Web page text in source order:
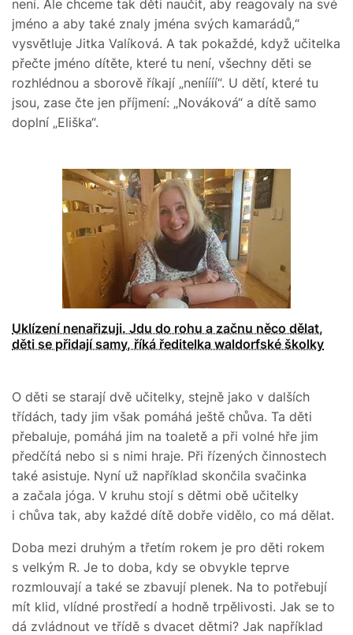
není. Ale chceme tak děti naučit, aby reagovaly na své
jméno a aby také znaly jména svých kamarádů,“
vysvětluje Jitka Valíková. A tak pokaždé, když učitelka
přečte jméno dítěte, které tu není, všechny děti se
rozhlédnou a sborově říkají „neníííí“. U dětí, které tu
jsou, zase čte jen příjmení: „Nováková“ a dítě samo
doplní „Eliška“.
Uklízení nenařizuji. Jdu do rohu a začnu něco dělat,
děti se přidají samy, říká ředitelka waldorfské školky
O děti se starají dvě učitelky, stejně jako v dalších
třídách, tady jim však pomáhá ještě chůva. Ta děti
přebaluje, pomáhá jim na toaletě a při volné hře jim
předčítá nebo si s nimi hraje. Při řízených činnostech
také asistuje. Nyní už například skončila svačinka
a začala jóga. V kruhu stojí s dětmi obě učitelky
i chůva tak, aby každé dítě dobře vidělo, co má dělat.
Doba mezi druhým a třetím rokem je pro děti rokem
s velkým R. Je to doba, kdy se obvykle teprve
rozmlouvají a také se zbavují plenek. Na to potřebují
mít klid, vlídné prostředí a hodně trpělivosti. Jak se to
dá zvládnout ve třídě s dvacet dětmi? Jak například